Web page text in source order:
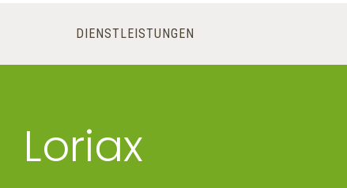
DIENSTLEISTUNGEN
Loriax